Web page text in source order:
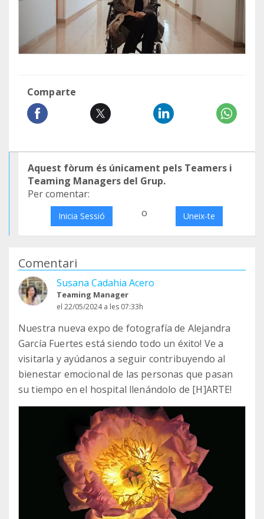
Comparte
Aquest fòrum és únicament pels Teamers i
Teaming Managers del Grup.
Per comentar:
Inicia Sessió o Uneix-te
Comentari
Susana Cadahia Acero
Teaming Manager
el 22/05/2024 a les 07:33h
Nuestra nueva expo de fotografía de Alejandra
García Fuertes está siendo todo un éxito! Ve a
visitarla y ayúdanos a seguir contribuyendo al
bienestar emocional de las personas que pasan
su tiempo en el hospital llenándolo de [H]ARTE!